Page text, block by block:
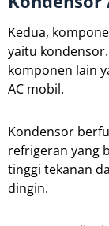
Kedua,
yaitu
komponen lain
AC mobil.
Kondensor
refrigeran yang
tinggi tekanan
dingin.